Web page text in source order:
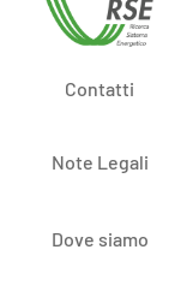
Contatti
Note Legali
Dove siamo